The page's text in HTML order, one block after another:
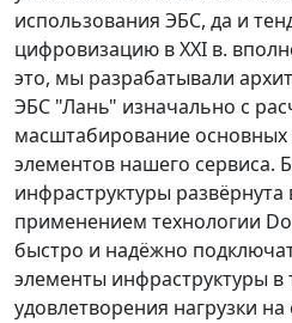
использования ЭБС, да и
цифровизацию в XXI в.
это, мы разрабатывали
ЭБС "Лань" изначально с
масштабирование
элементов нашего сервиса.
инфраструктуры развёрнута
применением технологии
быстро и надёжно
элементы инфраструктуры
удовлетворения нагрузки на